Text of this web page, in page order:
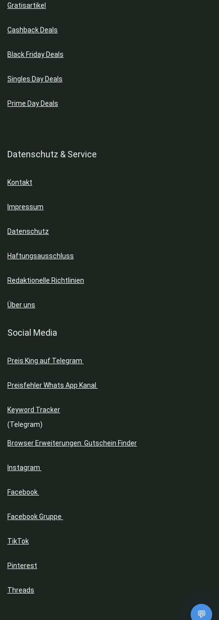
Gratisartikel
Cashback Deals
Black Friday Deals
Singles Day Deals
Prime Day Deals
Datenschutz & Service
Kontakt
Impressum
Datenschutz
Haftungsausschluss
Redaktionelle Richtlinien
Über uns
Social Media
Preis King auf Telegram
Preisfehler Whats App Kanal
Keyword Tracker
(Telegram)
Browser Erweiterungen: Gutschein Finder
Instagram
Facebook
Facebook Gruppe
TikTok
Pinterest
Threads
💬